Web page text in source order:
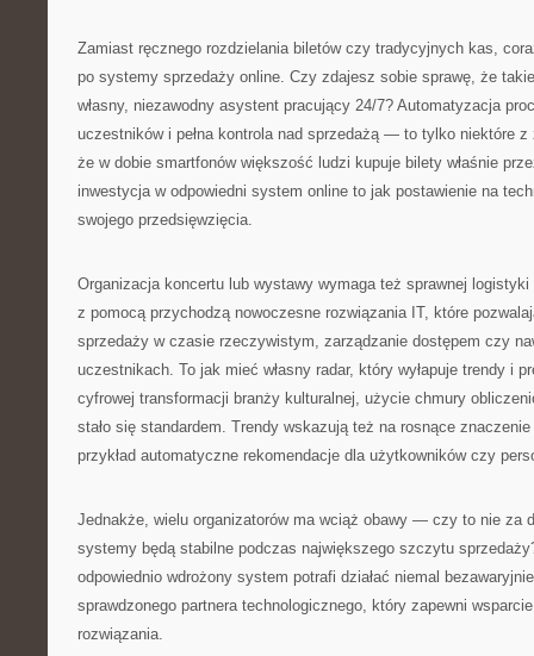
Zamiast ręcznego rozdzielania biletów czy tradycyjnych kas,
po systemy sprzedaży online. Czy zdajesz sobie sprawę, że
własny, niezawodny asystent pracujący 24/7? Automatyzacja
uczestników i pełna kontrola nad sprzedażą — to tylko niektóre
że w dobie smartfonów większość ludzi kupuje bilety właśnie
inwestycja w odpowiedni system online to jak postawienie na
swojego przedsięwzięcia.
Organizacja koncertu lub wystawy wymaga też sprawnej logistyki
z pomocą przychodzą nowoczesne rozwiązania IT, które
sprzedaży w czasie rzeczywistym, zarządzanie dostępem czy
uczestnikach. To jak mieć własny radar, który wyłapuje trendy i
cyfrowej transformacji branży kulturalnej, użycie chmury
stało się standardem. Trendy wskazują też na rosnące
przykład automatyczne rekomendacje dla użytkowników czy
Jednakże, wielu organizatorów ma wciąż obawy — czy to nie za
systemy będą stabilne podczas największego szczytu
odpowiednio wdrożony system potrafi działać niemal
sprawdzonego partnera technologicznego, który zapewni
rozwiązania.